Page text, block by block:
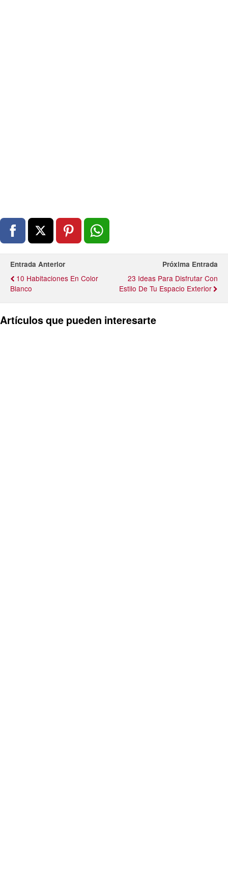
Entrada Anterior
10 Habitaciones En Color
Blanco
Próxima Entrada
23 Ideas Para Disfrutar Con
Estilo De Tu Espacio Exterior
Artículos que pueden interesarte